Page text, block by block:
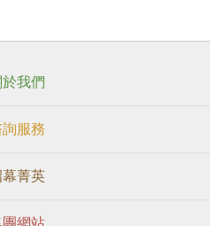
於我們
服務
幕菁英
團網站